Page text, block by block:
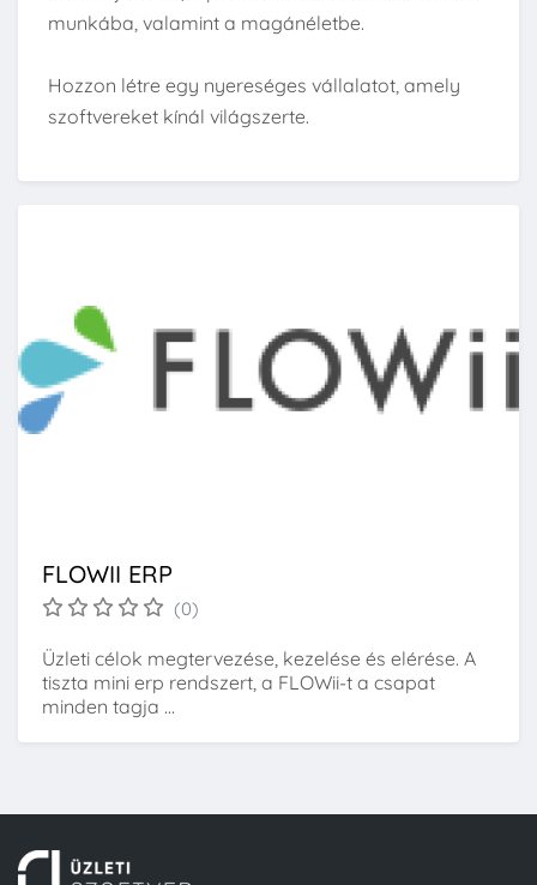
munkába, valamint a magánéletbe.
Hozzon létre egy nyereséges vállalatot, amely
szoftvereket kínál világszerte.
FLOWII ERP
(0)
Üzleti célok megtervezése, kezelése és elérése. A
tiszta mini erp rendszert, a FLOWii-t a csapat
minden tagja ...